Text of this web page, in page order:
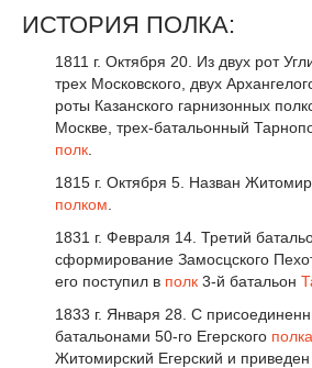
ИСТОРИЯ ПОЛКА:
1811 г. Октября 20. Из двух рот
трех Московского, двух
роты Казанского гарнизонных
Москве, трех-батальонный
полк
1815 г. Октября 5. Назван
полком
1831 г. Февраля 14. Третий
сформирование Замосцского
его поступил в полк 3-й батальон
1833 г. Января 28. С
батальонами 50-го Егерского полка
Житомирский Егерский и приведен